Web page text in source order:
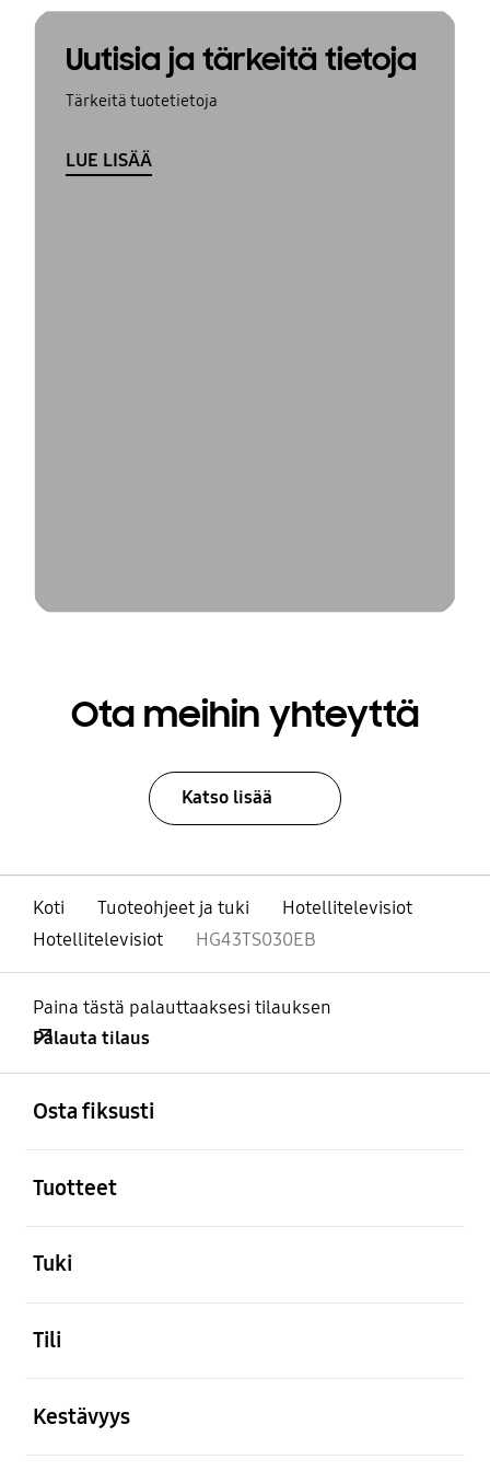
Uutisia ja tärkeitä tietoja
Tärkeitä tuotetietoja
LUE LISÄÄ
Ota meihin yhteyttä
Katso lisää
Koti Tuoteohjeet ja tuki
Hotellitelevisiot
Hotellitelevisiot
HG43TS030EB
Paina tästä palauttaaksesi tilauksen
Palauta tilaus
Osta fiksusti
Tuotteet
Tuki
Tili
Kestävyys